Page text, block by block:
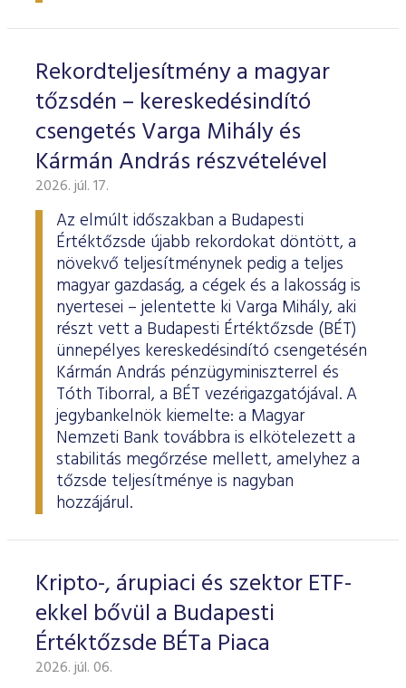
Rekordteljesítmény a magyar
tőzsdén – kereskedésindító
csengetés Varga Mihály és
Kármán András részvételével
2026. júl. 17.
Az elmúlt időszakban a Budapesti
Értéktőzsde újabb rekordokat döntött, a
növekvő teljesítménynek pedig a teljes
magyar gazdaság, a cégek és a lakosság is
nyertesei – jelentette ki Varga Mihály, aki
részt vett a Budapesti Értéktőzsde (BÉT)
ünnepélyes kereskedésindító csengetésén
Kármán András pénzügyminiszterrel és
Tóth Tiborral, a BÉT vezérigazgatójával. A
jegybankelnök kiemelte: a Magyar
Nemzeti Bank továbbra is elkötelezett a
stabilitás megőrzése mellett, amelyhez a
tőzsde teljesítménye is nagyban
hozzájárul.
Kripto-, árupiaci és szektor ETF-
ekkel bővül a Budapesti
Értéktőzsde BÉTa Piaca
2026. júl. 06.